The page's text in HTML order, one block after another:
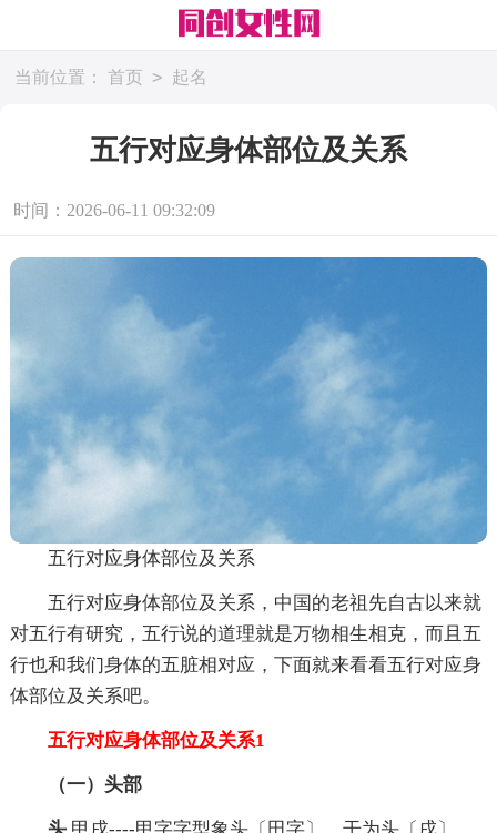
当前位置： 首页 > 起名
五行对应身体部位及关系
时间：2026-06-11 09:32:09
五行对应身体部位及关系
五行对应身体部位及关系，中国的老祖先自古以来就
对五行有研究，五行说的道理就是万物相生相克，而且五
行也和我们身体的五脏相对应，下面就来看看五行对应身
体部位及关系吧。
五行对应身体部位及关系1
（一）头部
头甲戌----甲字字型象头〔田字〕，干为头〔戌〕、